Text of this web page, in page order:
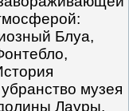
Блуа,
музея
Лауры.